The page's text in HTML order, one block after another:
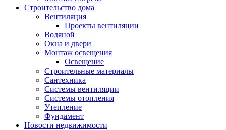
Строительство дома
Вентиляция
Проекты вентиляции
Водяной
Окна и двери
Монтаж освещения
Освещение
Строительные материалы
Сантехника
Системы вентиляции
Системы отопления
Утепление
Фундамент
Новости недвижимости